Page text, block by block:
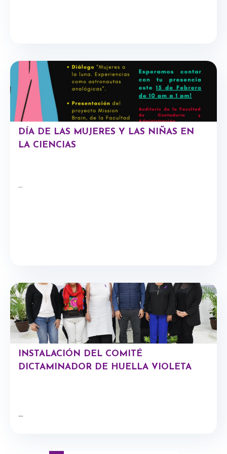
DÍA DE LAS MUJERES Y LAS NIÑAS EN
LA CIENCIAS
INSTALACIÓN DEL COMITÉ
DICTAMINADOR DE HUELLA VIOLETA
...